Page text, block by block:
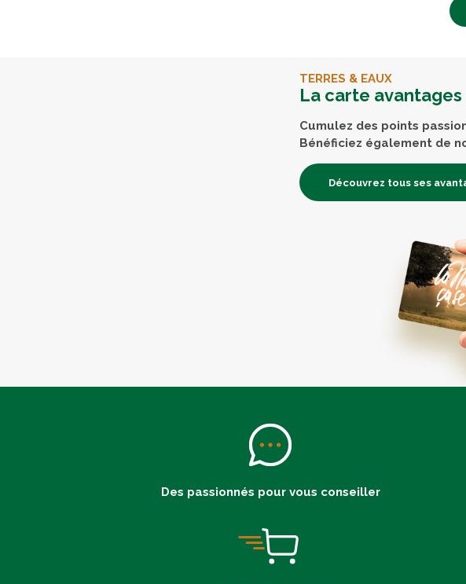
TERRES & EAUX
La carte avantages
Cumulez des points
Bénéficiez également de
Découvrez tous ses
Des passionnés pour vous conseiller